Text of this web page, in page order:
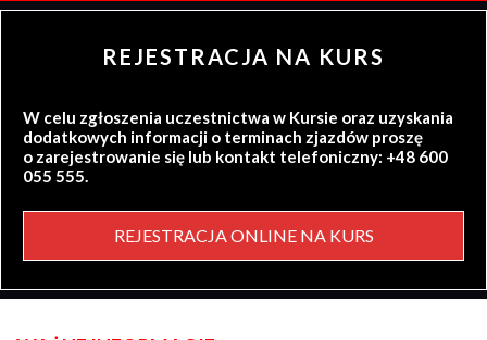
REJESTRACJA NA KURS
W celu zgłoszenia uczestnictwa w Kursie oraz uzyskania
dodatkowych informacji o terminach zjazdów proszę
o zarejestrowanie się lub kontakt telefoniczny: +48 600
055 555.
REJESTRACJA ONLINE NA KURS